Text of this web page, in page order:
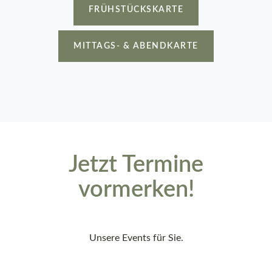
FRÜHSTÜCKSKARTE
MITTAGS- & ABENDKARTE
Jetzt Termine
vormerken!
Unsere Events für Sie.